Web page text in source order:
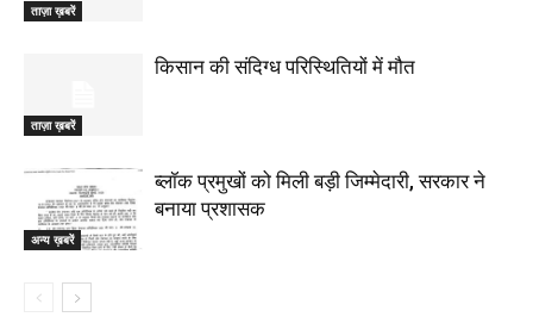
ताज़ा ख़बरें
ताज़ा ख़बरें
किसान की संदिग्ध परिस्थितियों में मौत
अन्य ख़बरें
ब्लॉक प्रमुखों को मिली बड़ी जिम्मेदारी, सरकार ने
बनाया प्रशासक